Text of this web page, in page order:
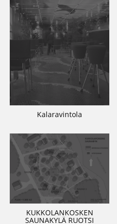
Kalaravintola
KUKKOLANKOSKEN
SAUNAKYLÄ RUOTSI